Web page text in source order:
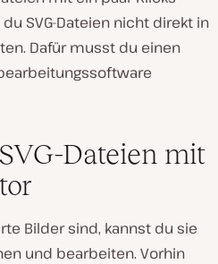
SVG-Dateien nicht direkt in
Dafür musst du einen
Dateien mit
Bilder sind, kannst du sie
und bearbeiten. Vorhin